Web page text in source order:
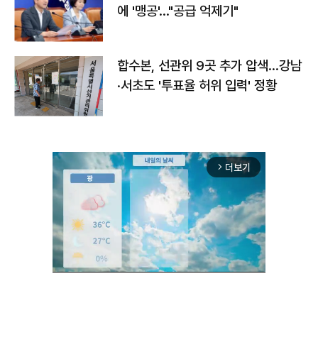
에 '맹공'…"공급 억제기"
합수본, 선관위 9곳 추가 압색…강남
·서초도 '투표율 허위 입력' 정황
arrow_forward_ios 더보기